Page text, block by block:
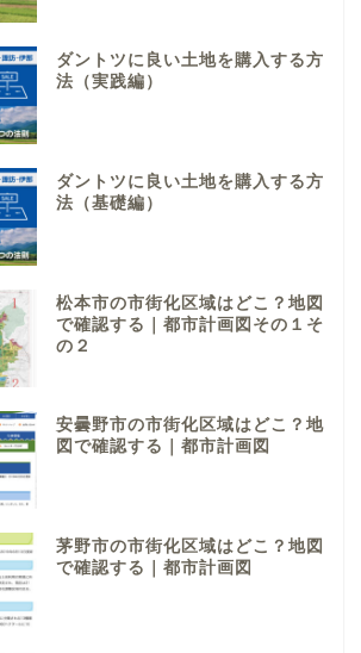
ダントツに良い土地を購入する方
法（実践編）
ダントツに良い土地を購入する方
法（基礎編）
松本市の市街化区域はどこ？地図
で確認する｜都市計画図その１そ
の２
安曇野市の市街化区域はどこ？地
図で確認する｜都市計画図
茅野市の市街化区域はどこ？地図
で確認する｜都市計画図